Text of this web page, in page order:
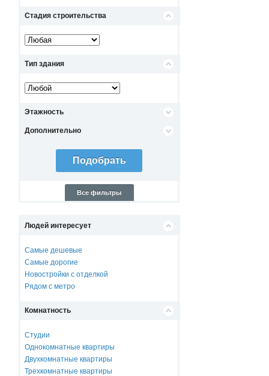
Стадия строительства
Тип здания
Этажность
Дополнительно
Все фильтры
Людей интересует
Самые дешевые
Самые дорогие
Новостройки с отделкой
Рядом с метро
Комнатность
Студии
Однокомнатные квартиры
Двухкомнатные квартиры
Трехкомнатные квартиры